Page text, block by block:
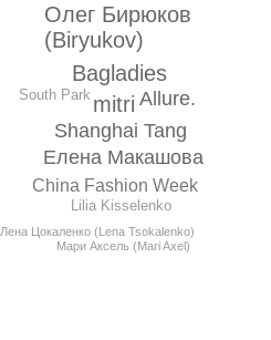
Олег Бирюков
(Biryukov)
Bagladies
mitri
Shanghai Tang
Allure.
Елена Макашова
China Fashion Week
Lilia Kisselenko
South Park
Лена Цокаленко (Lena Tsokalenko)
Мари Аксель (Mari Axel)